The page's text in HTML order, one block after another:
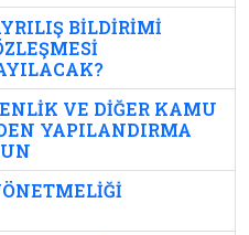
BİLDİRİMİ
VE DİĞER KAMU
YAPILANDIRMA